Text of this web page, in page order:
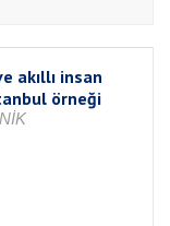
akıllı insan
örneği